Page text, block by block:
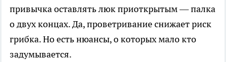
привычка оставлять люк приоткрытым — палка
о двух концах. Да, проветривание снижает риск
грибка. Но есть нюансы, о которых мало кто
задумывается.